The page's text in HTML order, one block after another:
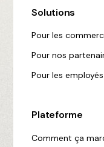
Solutions
Pour les
Pour nos
Pour les employés
Plateforme
Comment ça